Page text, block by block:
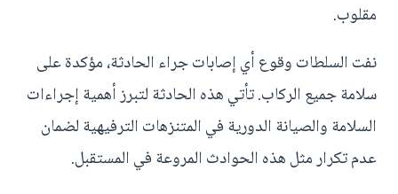
مقلوب.
نفت السلطات وقوع أي إصابات جراء الحادثة، مؤكدة على
سلامة جميع الركاب. تأتي هذه الحادثة لتبرز أهمية إجراءات
السلامة والصيانة الدورية في المتنزهات الترفيهية لضمان
عدم تكرار مثل هذه الحوادث المروعة في المستقبل.